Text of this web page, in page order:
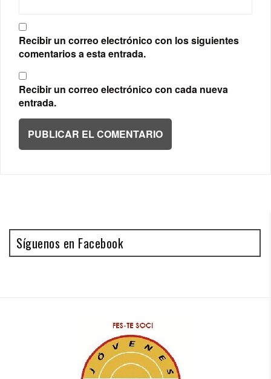
Recibir un correo electrónico con los siguientes
comentarios a esta entrada.
Recibir un correo electrónico con cada nueva
entrada.
Síguenos en Facebook